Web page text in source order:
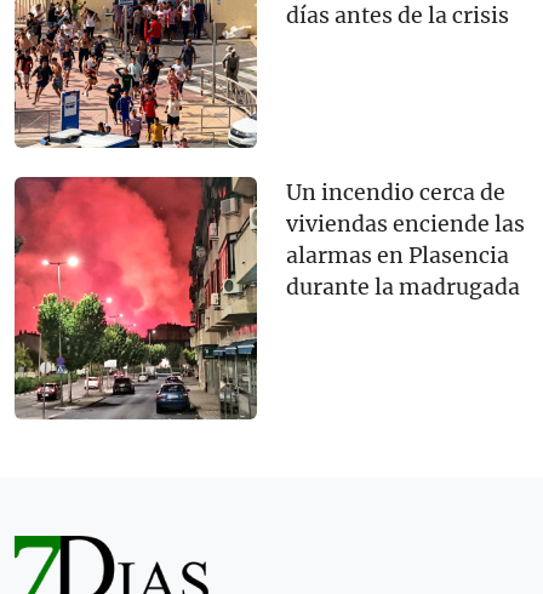
días antes de la crisis
Un incendio cerca de
viviendas enciende las
alarmas en Plasencia
durante la madrugada